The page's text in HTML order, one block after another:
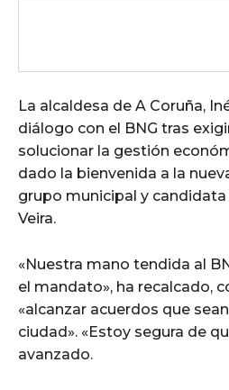
La alcaldesa de A Coruña,
diálogo con el BNG tras
solucionar la gestión
dado la bienvenida a la
grupo municipal y candidata
Veira.
«Nuestra mano tendida al
el mandato», ha recalcado,
«alcanzar acuerdos que
ciudad». «Estoy segura de
avanzado.